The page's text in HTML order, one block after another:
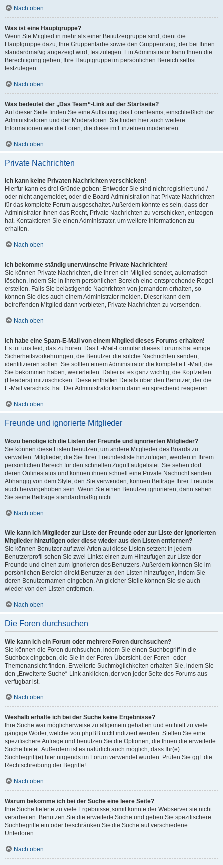
Nach oben
Was ist eine Hauptgruppe?
Wenn Sie Mitglied in mehr als einer Benutzergruppe sind, dient die
Hauptgruppe dazu, Ihre Gruppenfarbe sowie den Gruppenrang, der bei Ihnen
standardmäßig angezeigt wird, festzulegen. Ein Administrator kann Ihnen die
Berechtigung geben, Ihre Hauptgruppe im persönlichen Bereich selbst
festzulegen.
Nach oben
Was bedeutet der „Das Team“-Link auf der Startseite?
Auf dieser Seite finden Sie eine Auflistung des Forenteams, einschließlich der
Administratoren und der Moderatoren. Sie finden hier auch weitere
Informationen wie die Foren, die diese im Einzelnen moderieren.
Nach oben
Private Nachrichten
Ich kann keine Privaten Nachrichten verschicken!
Hierfür kann es drei Gründe geben: Entweder Sie sind nicht registriert und /
oder nicht angemeldet, oder die Board-Administration hat Private Nachrichten
für das komplette Forum ausgeschaltet. Außerdem könnte es sein, dass der
Administrator Ihnen das Recht, Private Nachrichten zu verschicken, entzogen
hat. Kontaktieren Sie einen Administrator, um weitere Informationen zu
erhalten.
Nach oben
Ich bekomme ständig unerwünschte Private Nachrichten!
Sie können Private Nachrichten, die Ihnen ein Mitglied sendet, automatisch
löschen, indem Sie in Ihrem persönlichen Bereich eine entsprechende Regel
erstellen. Falls Sie belästigende Nachrichten von jemandem erhalten, so
können Sie dies auch einem Administrator melden. Dieser kann dem
betreffenden Mitglied dann verbieten, Private Nachrichten zu versenden.
Nach oben
Ich habe eine Spam-E-Mail von einem Mitglied dieses Forums erhalten!
Es tut uns leid, das zu hören. Das E-Mail-Formular dieses Forums hat einige
Sicherheitsvorkehrungen, die Benutzer, die solche Nachrichten senden,
identifizieren sollen. Sie sollten einem Administrator die komplette E-Mail, die
Sie bekommen haben, weiterleiten. Dabei ist es ganz wichtig, die Kopfzeilen
(Headers) mitzuschicken. Diese enthalten Details über den Benutzer, der die
E-Mail verschickt hat. Der Administrator kann dann entsprechend reagieren.
Nach oben
Freunde und ignorierte Mitglieder
Wozu benötige ich die Listen der Freunde und ignorierten Mitglieder?
Sie können diese Listen benutzen, um andere Mitglieder des Boards zu
verwalten. Mitglieder, die Sie Ihrer Freundesliste hinzufügen, werden in Ihrem
persönlichen Bereich für den schnellen Zugriff aufgelistet. Sie sehen dort
deren Onlinestatus und können ihnen schnell eine Private Nachricht senden.
Abhängig von dem Style, den Sie verwenden, können Beiträge Ihrer Freunde
auch hervorgehoben sein. Wenn Sie einen Benutzer ignorieren, dann sehen
Sie seine Beiträge standardmäßig nicht.
Nach oben
Wie kann ich Mitglieder zur Liste der Freunde oder zur Liste der ignorierten
Mitglieder hinzufügen oder diese wieder aus den Listen entfernen?
Sie können Benutzer auf zwei Arten auf diese Listen setzen: In jedem
Benutzerprofil sehen Sie zwei Links: einen zum Hinzufügen zur Liste der
Freunde und einen zum Ignorieren des Benutzers. Außerdem können Sie im
persönlichen Bereich direkt Benutzer zu den Listen hinzufügen, indem Sie
deren Benutzernamen eingeben. An gleicher Stelle können Sie sie auch
wieder von den Listen entfernen.
Nach oben
Die Foren durchsuchen
Wie kann ich ein Forum oder mehrere Foren durchsuchen?
Sie können die Foren durchsuchen, indem Sie einen Suchbegriff in die
Suchbox eingeben, die Sie in der Foren-Übersicht, der Foren- oder
Themenansicht finden. Erweiterte Suchmöglichkeiten erhalten Sie, indem Sie
den „Erweiterte Suche“-Link anklicken, der von jeder Seite des Forums aus
verfügbar ist.
Nach oben
Weshalb erhalte ich bei der Suche keine Ergebnisse?
Ihre Suche war möglicherweise zu allgemein gehalten und enthielt zu viele
gängige Wörter, welche von phpBB nicht indiziert werden. Stellen Sie eine
spezifischere Anfrage und benutzen Sie die Optionen, die Ihnen die erweiterte
Suche bietet. Außerdem ist es natürlich auch möglich, dass Ihr(e)
Suchbegriff(e) hier nirgends im Forum verwendet wurden. Prüfen Sie ggf. die
Rechtschreibung der Begriffe!
Nach oben
Warum bekomme ich bei der Suche eine leere Seite?
Ihre Suche lieferte zu viele Ergebnisse, somit konnte der Webserver sie nicht
verarbeiten. Benutzen Sie die erweiterte Suche und geben Sie spezifischere
Suchbegriffe ein oder beschränken Sie die Suche auf verschiedene
Unterforen.
Nach oben